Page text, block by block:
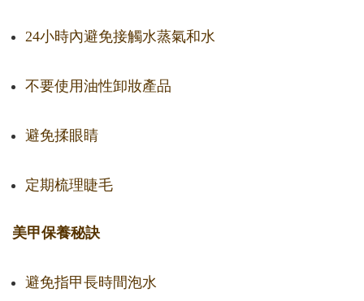
24小時內避免接觸水蒸氣和水
不要使用油性卸妝產品
避免揉眼睛
定期梳理睫毛
美甲保養秘訣
避免指甲長時間泡水